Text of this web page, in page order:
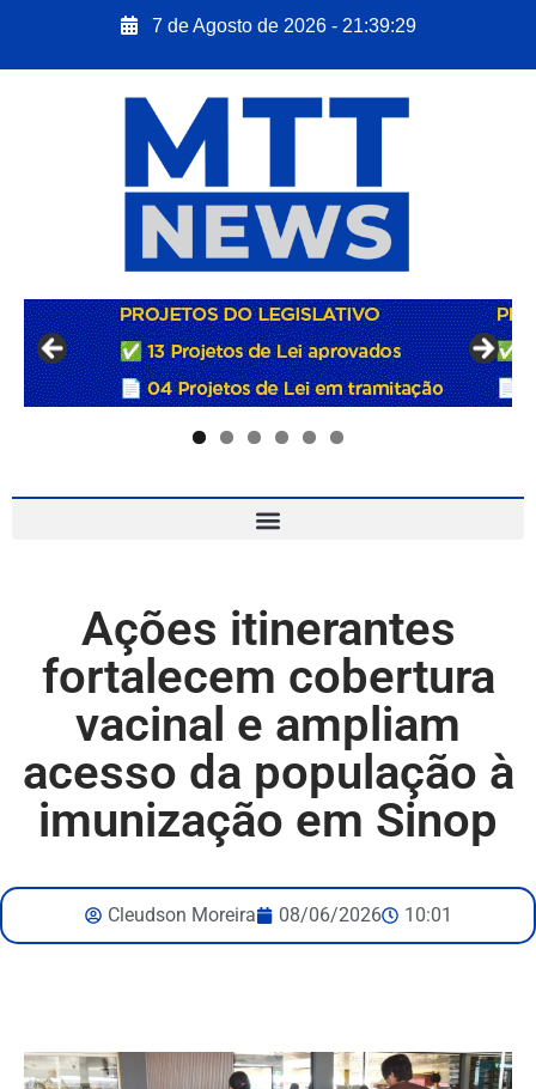
7 de Agosto de 2026 - 21:39:30
Ações itinerantes
fortalecem cobertura
vacinal e ampliam
acesso da população à
imunização em Sinop
Cleudson Moreira 08/06/2026 10:01